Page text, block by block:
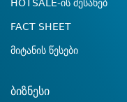
HOTSALE-ის შესახებ
FACT SHEET
მიტანის წესები
ბიზნესი